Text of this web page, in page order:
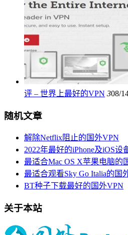
评 – 世界上最好的VPN 308/
随机文章
解除Netflix阻止的国外VPN
2022年最好的iPhone及iOS设
最适合Mac OS X苹果电脑的
最适合观看Sky Go Italia的国
BT种子下载最好的国外VPN
关于本站